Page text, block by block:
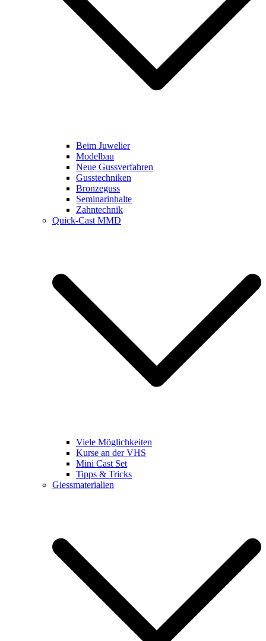
Beim Juwelier
Modelbau
Neue Gussverfahren
Gusstechniken
Bronzeguss
Seminarinhalte
Zahntechnik
Quick-Cast MMD
Viele Möglichkeiten
Kurse an der VHS
Mini Cast Set
Tipps & Tricks
Giessmaterialien